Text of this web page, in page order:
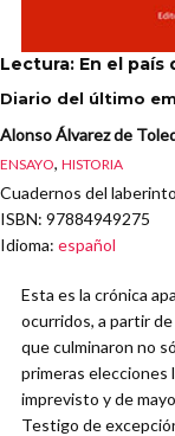
Lectura: En el
Diario del último
Alonso Álvarez de
ENSAYO, HISTORIA
Cuadernos del
ISBN: 97884949275
Idioma: español
Esta es la crónica
ocurridos, a partir
que culminaron no
primeras elecciones
imprevisto y de
Testigo de